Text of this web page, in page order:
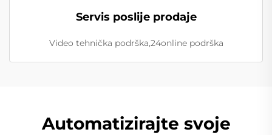
Servis poslije prodaje
Video tehnička podrška,24online podrška
Automatizirajte svoje